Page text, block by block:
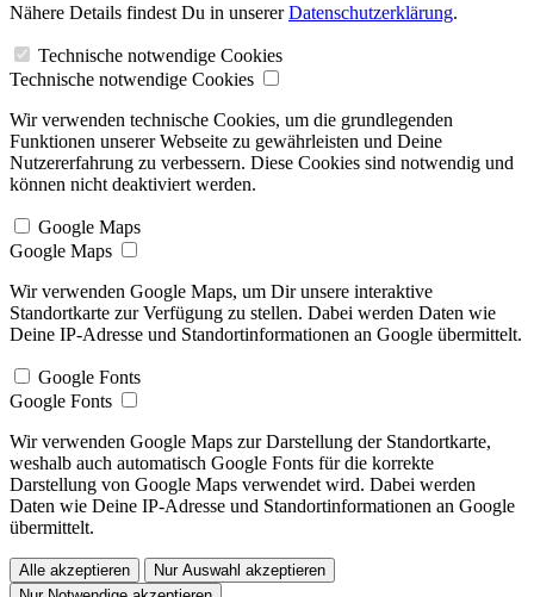
Nähere Details findest Du in unsererDatenschutzerklärung.
Technische notwendige Cookies
Technische notwendige Cookies
Wir verwenden technische Cookies, um die grundlegenden
Funktionen unserer Webseite zu gewährleisten und Deine
Nutzererfahrung zu verbessern. Diese Cookies sind notwendig und
können nicht deaktiviert werden.
Google Maps
Google Maps
Wir verwenden Google Maps, um Dir unsere interaktive
Standortkarte zur Verfügung zu stellen. Dabei werden Daten wie
Deine IP-Adresse und Standortinformationen an Google übermittelt.
Google Fonts
Google Fonts
Wir verwenden Google Maps zur Darstellung der Standortkarte,
weshalb auch automatisch Google Fonts für die korrekte
Darstellung von Google Maps verwendet wird. Dabei werden
Daten wie Deine IP-Adresse und Standortinformationen an Google
übermittelt.
Alle akzeptieren
Nur Auswahl akzeptieren